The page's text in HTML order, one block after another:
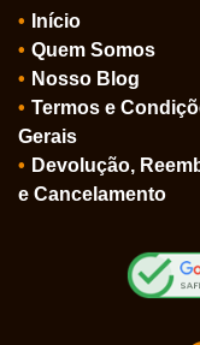
Início
Quem Somos
Nosso Blog
Termos e
Gerais
Devolução,
e Cancelamento